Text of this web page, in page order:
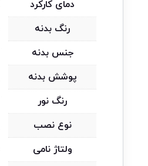
دمای کارکرد
رنگ بدنه
جنس بدنه
پوشش بدنه
رنگ نور
نوع نصب
ولتاژ نامی